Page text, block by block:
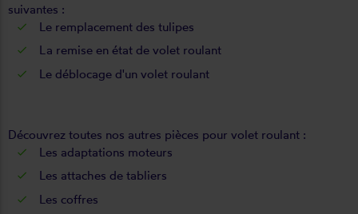
suivantes :
Le remplacement des tulipes
La remise en état de volet roulant
Le déblocage d'un volet roulant
Découvrez toutes nos autres pièces pour volet roulant :
Les adaptations moteurs
Les attaches de tabliers
Les coffres